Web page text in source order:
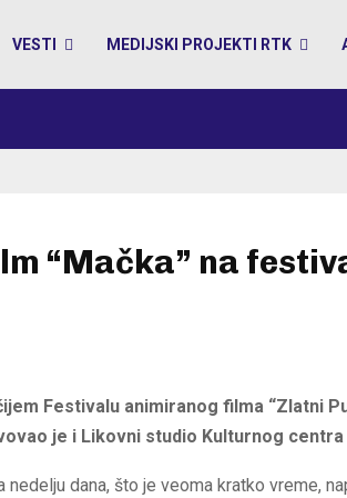
VESTI MEDIJSKI PROJEKTI RTK
“Mačka” na
Festivalu animiranog filma “Zlatni
je i Likovni studio Kulturnog
dana, što je veoma kratko vreme,